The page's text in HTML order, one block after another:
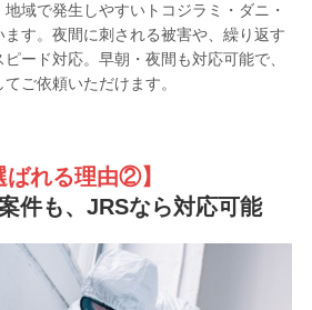
域で発生しやすいトコジラミ・ダニ・
ます。夜間に刺される被害や、繰り返す
ード対応。早朝・夜間も対応可能で、
ご依頼いただけます。
ばれる理由②】
件も、JRSなら対応可能